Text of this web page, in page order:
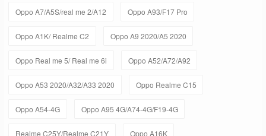
Oppo A7/A5S/real me 2/A12 Oppo A93/F17 Pro
Oppo A1K/ Realme C2 Oppo A9 2020/A5 2020
Oppo Real me 5/ Real me 6i Oppo A52/A72/A92
Oppo A53 2020/A32/A33 2020 Oppo Realme C15
Oppo A54-4G Oppo A95 4G/A74-4G/F19-4G
Realme C25Y/Realme C21Y Oppo A16K